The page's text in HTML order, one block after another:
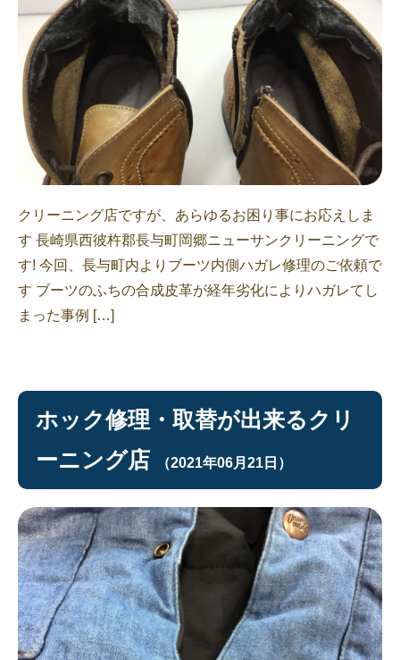
クリーニング店ですが、あらゆるお困り事にお応えしま
す 長崎県西彼杵郡長与町岡郷ニューサンクリーニングで
す! 今回、長与町内よりブーツ内側ハガレ修理のご依頼で
す ブーツのふちの合成皮革が経年劣化によりハガレてし
まった事例 […]
ホック修理・取替が出来るクリ
ーニング店
（2021年06月21日）